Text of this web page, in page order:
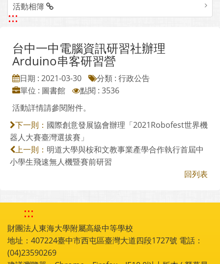
活動相簿
:::
台中一中電腦資訊研習社辦理
Arduino串客研習營
日期 : 2021-03-30
分類 : 行政公告
單位 : 圖書館
點閱 : 3536
活動詳情請參閱附件。
下一則： 國際創意發展協會辦理「2021Robofest世界機
器人大賽臺灣選拔賽」
上一則： 明道大學與桉和文教事業產學合作執行首屆中
小學生飛速無人機暨賽前研習
回列表
:::
財團法人東海大學附屬高級中等學校
地址：407224臺中市西屯區臺灣大道四段1727號 電話：
(04)23590269